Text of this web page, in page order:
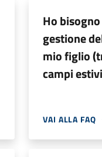
Ho
gestione
mio figlio
campi
VAI ALLA FAQ